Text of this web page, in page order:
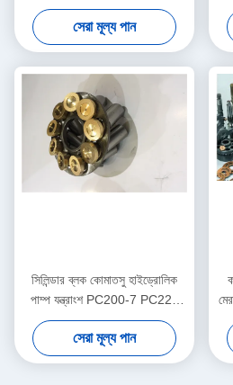
PV90L42 মাল্টি মডেল
সেরা মূল্য পান
সিলিন্ডার ব্লক কোমাতসু হাইড্রোলিক
পাম্প যন্ত্রাংশ PC200-7 PC220
রোটারি গ্রুপ কিট
সেরা মূল্য পান